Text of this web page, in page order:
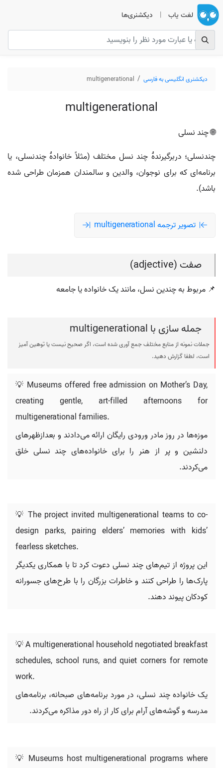
لغت یاب | دیکشنری‌ها
دیکشنری انگلیسی به فارسی multigenerational
multigenerational
🌐 چند نسلی
چندنسلی؛ دربرگیرندهٔ چند نسل مختلف (مثلاً خانوادهٔ چندنسلی، یا
برنامه‌ای که برای نوجوان، والدین و سالمندان همزمان طراحی شده
باشد).
تصویر ترجمه multigenerational
صفت (adjective)
📌 مربوط به چندین نسل، مانند یک خانواده یا جامعه
جمله سازی با multigenerational
جملات نمونه از منابع مختلف جمع آوری شده است، اگر صحیح نیست یا توهین آمیز
است، لطفا گزارش دهید.
💡 Museums offered free admission on Mother’s Day,
creating gentle, art-filled afternoons for
multigenerational families.
موزه‌ها در روز مادر ورودی رایگان ارائه می‌دادند و بعدازظهرهای
دلنشین و پر از هنر را برای خانواده‌های چند نسلی خلق
می‌کردند.
💡 The project invited multigenerational teams to co-
design parks, pairing elders’ memories with kids’
fearless sketches.
این پروژه از تیم‌های چند نسلی دعوت کرد تا با همکاری یکدیگر
پارک‌ها را طراحی کنند و خاطرات بزرگان را با طرح‌های جسورانه
کودکان پیوند دهند.
💡 A multigenerational household negotiated breakfast
schedules, school runs, and quiet corners for remote
work.
یک خانواده چند نسلی، در مورد برنامه‌های صبحانه، برنامه‌های
مدرسه و گوشه‌های آرام برای کار از راه دور مذاکره می‌کردند.
💡 Museums host multigenerational programs where